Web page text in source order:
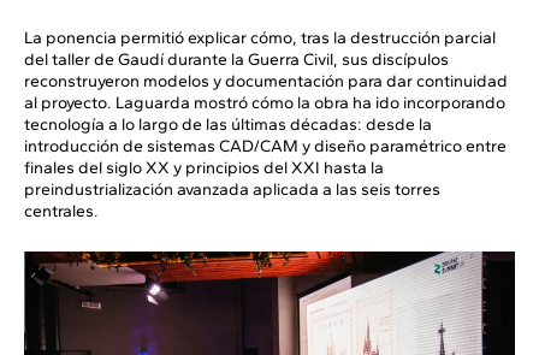
La ponencia permitió explicar cómo, tras la destrucción parcial
del taller de Gaudí durante la Guerra Civil, sus discípulos
reconstruyeron modelos y documentación para dar continuidad
al proyecto. Laguarda mostró cómo la obra ha ido incorporando
tecnología a lo largo de las últimas décadas: desde la
introducción de sistemas CAD/CAM y diseño paramétrico entre
finales del siglo XX y principios del XXI hasta la
preindustrialización avanzada aplicada a las seis torres
centrales.